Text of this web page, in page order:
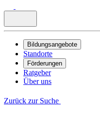
Bildungsangebote
Standorte
Förderungen
Ratgeber
Über uns
Zurück zur Suche